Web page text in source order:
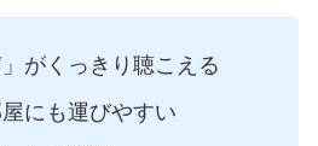
がくっきり聴こえる
にも運びやすい